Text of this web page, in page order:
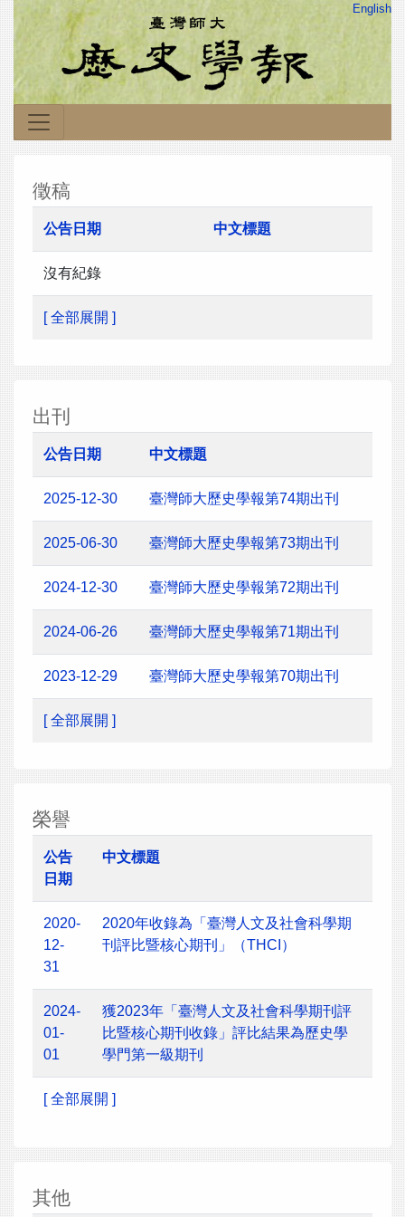
English
徵稿
公告日期 中文標題
沒有紀錄
[ 全部展開 ]
出刊
公告日期 中文標題
2025-12-30 臺灣師大歷史學報第74期出刊
2025-06-30 臺灣師大歷史學報第73期出刊
2024-12-30 臺灣師大歷史學報第72期出刊
2024-06-26 臺灣師大歷史學報第71期出刊
2023-12-29 臺灣師大歷史學報第70期出刊
[ 全部展開 ]
榮譽
公告
日期
中文標題
2020-
12-
31
2020年收錄為「臺灣人文及社會科學期
刊評比暨核心期刊」（THCI）
2024-
01-
01
獲2023年「臺灣人文及社會科學期刊評
比暨核心期刊收錄」評比結果為歷史學
學門第一級期刊
[ 全部展開 ]
其他